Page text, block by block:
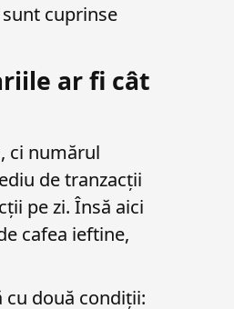
cuprinse
ar fi cât
ci numărul
de tranzacții
pe zi. Însă aici
cafea ieftine,
cu două condiții: